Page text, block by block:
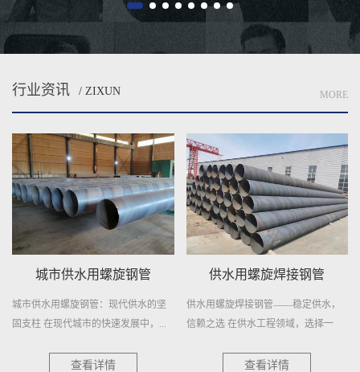
行业资讯 / ZIXUN MORE
城市供水用螺旋钢管
城市供水用螺旋钢管：现代供水的坚
固支柱 在现代城市的快速发展中，...
查看详情
供水用螺旋焊接钢管
供水用螺旋焊接钢管——稳定供水，
信赖之选 在供水工程领域，选择一
查看详情